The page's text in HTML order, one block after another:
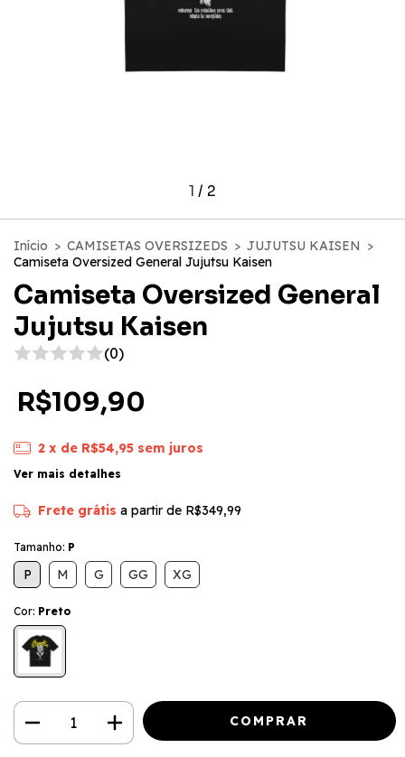
1 / 2
Início > CAMISETAS OVERSIZEDS > JUJUTSU KAISEN >
Camiseta Oversized General Jujutsu Kaisen
Camiseta Oversized General
Jujutsu Kaisen
(0)
R$109,90
2 x de R$54,95 sem juros
Ver mais detalhes
Frete grátis a partir de R$349,99
Tamanho: P
P M G GG XG
Cor: Preto